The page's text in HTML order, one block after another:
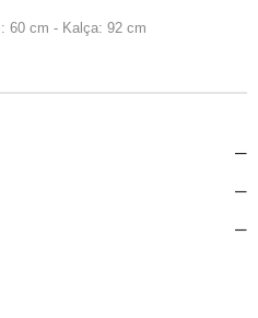
60 cm - Kalça: 92 cm